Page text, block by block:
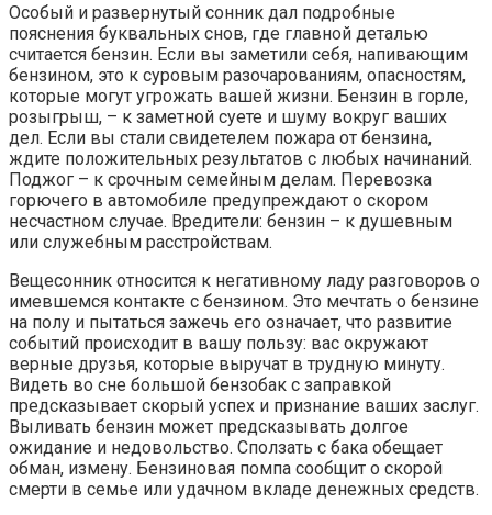
Особый и развернутый сонник дал подробные
пояснения буквальных снов, где главной деталью
считается бензин. Если вы заметили себя, напивающим
бензином, это к суровым разочарованиям, опасностям,
которые могут угрожать вашей жизни. Бензин в горле,
розыгрыш, – к заметной суете и шуму вокруг ваших
дел. Если вы стали свидетелем пожара от бензина,
ждите положительных результатов с любых начинаний.
Поджог – к срочным семейным делам. Перевозка
горючего в автомобиле предупреждают о скором
несчастном случае. Вредители: бензин – к душевным
или служебным расстройствам.
Вещесонник относится к негативному ладу разговоров о
имевшемся контакте с бензином. Это мечтать о бензине
на полу и пытаться зажечь его означает, что развитие
событий происходит в вашу пользу: вас окружают
верные друзья, которые выручат в трудную минуту.
Видеть во сне большой бензобак с заправкой
предсказывает скорый успех и признание ваших заслуг.
Выливать бензин может предсказывать долгое
ожидание и недовольство. Сползать с бака обещает
обман, измену. Бензиновая помпа сообщит о скорой
смерти в семье или удачном вкладе денежных средств.